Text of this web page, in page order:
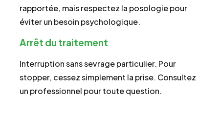
rapportée, mais respectez la posologie pour
éviter un besoin psychologique.
Arrêt du traitement
Interruption sans sevrage particulier. Pour
stopper, cessez simplement la prise. Consultez
un professionnel pour toute question.